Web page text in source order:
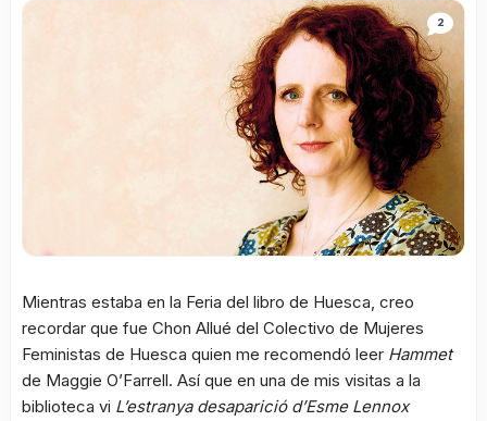
2
Mientras estaba en la Feria del libro de Huesca, creo
recordar que fue Chon Allué del Colectivo de Mujeres
Feministas de Huesca quien me recomendó leer Hammet
de Maggie O’Farrell. Así que en una de mis visitas a la
biblioteca vi L’estranya desaparició d’Esme Lennox